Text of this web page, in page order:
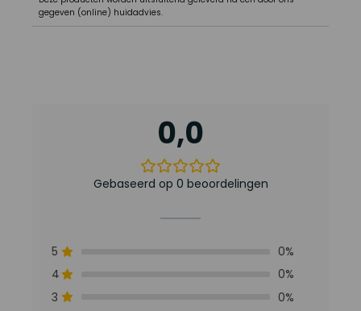
gegeven (online) huidadvies.
0,0
Gebaseerd op 0 beoordelingen
5
0%
4
0%
3
0%